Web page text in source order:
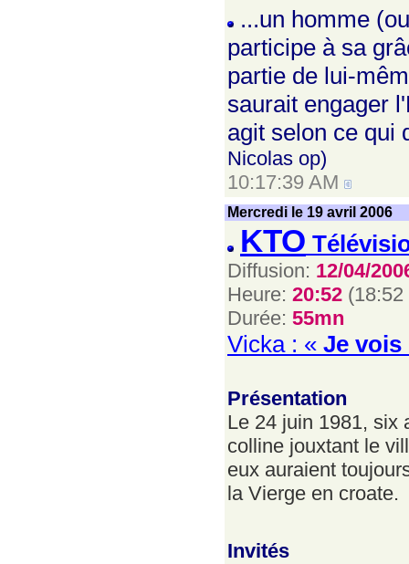
...un homme
participe à sa
partie de lui-
saurait engager
agit selon ce qui
Nicolas op)
10:17:39 AM
Mercredi le 19 avril 2006
KTO
Diffusion: 12/04/
Heure: 20:52 (18:52
Durée: 55mn
Vicka : « Je vois
Présentation
Le 24 juin 1981, six
colline jouxtant le
eux auraient
la Vierge en croate.
Invités